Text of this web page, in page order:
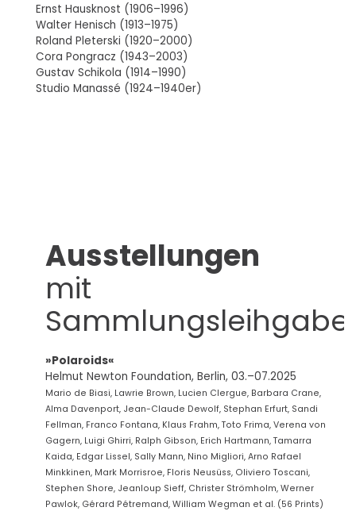
Ernst Hausknost (1906–1996)
Walter Henisch (1913–1975)
Roland Pleterski (1920–2000)
Cora Pongracz (1943–2003)
Gustav Schikola (1914–1990)
Studio Manassé (1924–1940er)
Ausstellungen
mit
»Polaroids«
Helmut Newton Foundation, Berlin, 03.–07.2025
Mario de Biasi, Lawrie Brown, Lucien Clergue, Barbara Crane,
Alma Davenport, Jean-Claude Dewolf, Stephan Erfurt, Sandi
Fellman, Franco Fontana, Klaus Frahm, Toto Frima, Verena von
Gagern, Luigi Ghirri, Ralph Gibson, Erich Hartmann, Tamarra
Kaida, Edgar Lissel, Sally Mann, Nino Migliori, Arno Rafael
Minkkinen, Mark Morrisroe, Floris Neusüss, Oliviero Toscani,
Stephen Shore, Jeanloup Sieff, Christer Strömholm, Werner
Pawlok, Gérard Pétremand, William Wegman et al. (56 Prints)